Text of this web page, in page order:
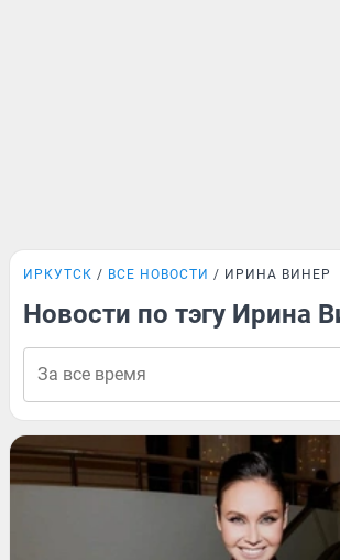
ИРКУТСК ВСЕ НОВОСТИ ИРИНА ВИНЕР
Новости по тэгу Ирина